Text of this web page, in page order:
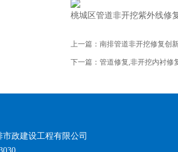
桃城区管道非开挖紫外线修
上一篇： 南排管道非开挖修复创
下一篇： 管道修复,非开挖内衬修
政建设工程有限公司